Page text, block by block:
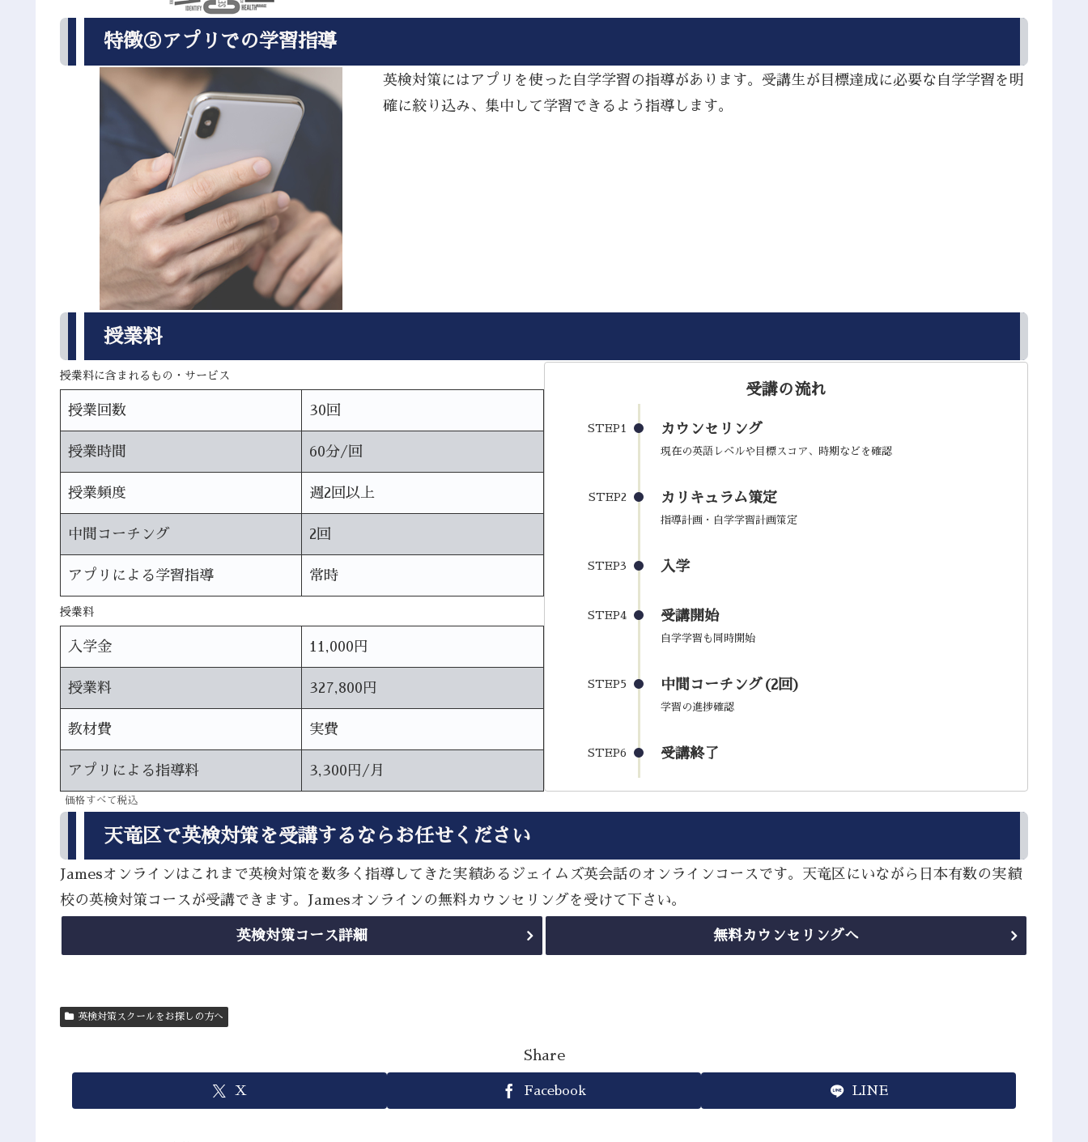
特徴⑤アプリでの学習指導
英検対策にはアプリを使った自学学習の指導があります。受講生が目標達成に必要な自学学習を明
確に絞り込み、集中して学習できるよう指導します。
授業料
授業料に含まれるもの・サービス
授業回数 30回
授業時間 60分/回
授業頻度 週2回以上
中間コーチング 2回
アプリによる学習指導 常時
授業料
入学金 11,000円
授業料 327,800円
教材費 実費
アプリによる指導料 3,300円/月
価格すべて税込
受講の流れ
STEP1 カウンセリング
現在の英語レベルや目標スコア、時期などを確認
STEP2 カリキュラム策定
指導計画・自学学習計画策定
STEP3 入学
STEP4 受講開始
自学学習も同時開始
STEP5 中間コーチング(2回)
学習の進捗確認
STEP6 受講終了
天竜区で英検対策を受講するならお任せください
Jamesオンラインはこれまで英検対策を数多く指導してきた実績あるジェイムズ英会話のオンラインコースです。天竜区にいながら日本有数の実績
校の英検対策コースが受講できます。Jamesオンラインの無料カウンセリングを受けて下さい。
英検対策コース詳細 無料カウンセリングへ
英検対策スクールをお探しの方へ
Share
X Facebook LINE